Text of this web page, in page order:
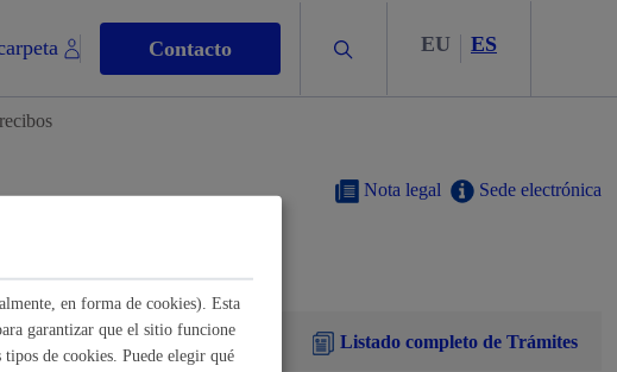
Contacto Buscar EU ES
y multas
Sede electrónica
Nota legal
Buscar Listado completo de Trámites
en forma de cookies). Esta
garantizar que el sitio funcione
de cookies. Puede elegir qué